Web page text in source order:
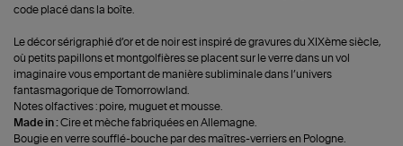
code placé dans la boîte.
Le décor sérigraphié d’or et de noir est inspiré de gravures du XIXème siècle,
où petits papillons et montgolfières se placent sur le verre dans un vol
imaginaire vous emportant de manière subliminale dans l’univers
fantasmagorique de Tomorrowland.
Notes olfactives : poire, muguet et mousse.
Made in :Cire et mèche fabriquées en Allemagne.
Bougie en verre soufflé-bouche par des maîtres-verriers en Pologne.